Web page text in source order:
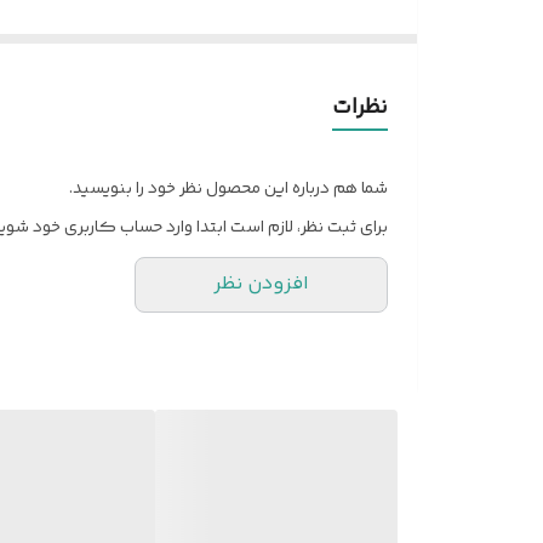
نظرات
شما هم درباره این محصول نظر خود را بنویسید.
برای ثبت نظر، لازم است ابتدا وارد حساب کاربری خود
افزودن نظر